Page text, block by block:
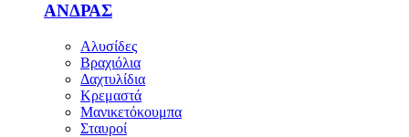
ΑΝΔΡΑΣ
Αλυσίδες
Βραχιόλια
Δαχτυλίδια
Κρεμαστά
Μανικετόκουμπα
Σταυροί